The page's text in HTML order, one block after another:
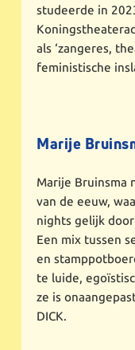
studeerde in
als ‘zangeres,
feministische
Marije
Marije Bruinsma
van de eeuw,
nights gelijk
Een mix tussen
en
te luide,
ze is
DICK.